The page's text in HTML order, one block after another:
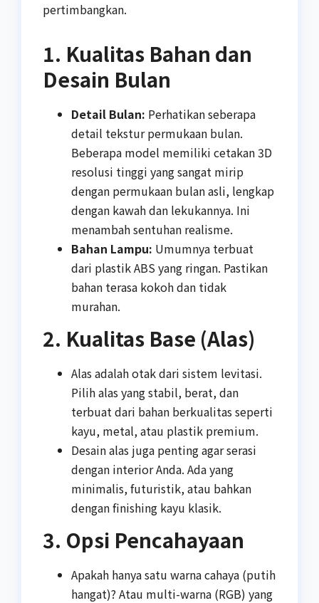
pertimbangkan.
1. Kualitas Bahan dan
Desain Bulan
Detail Bulan: Perhatikan seberapa
detail tekstur permukaan bulan.
Beberapa model memiliki cetakan 3D
resolusi tinggi yang sangat mirip
dengan permukaan bulan asli, lengkap
dengan kawah dan lekukannya. Ini
menambah sentuhan realisme.
Bahan Lampu: Umumnya terbuat
dari plastik ABS yang ringan. Pastikan
bahan terasa kokoh dan tidak
murahan.
2. Kualitas Base (Alas)
Alas adalah otak dari sistem levitasi.
Pilih alas yang stabil, berat, dan
terbuat dari bahan berkualitas seperti
kayu, metal, atau plastik premium.
Desain alas juga penting agar serasi
dengan interior Anda. Ada yang
minimalis, futuristik, atau bahkan
dengan finishing kayu klasik.
3. Opsi Pencahayaan
Apakah hanya satu warna cahaya (putih
hangat)? Atau multi-warna (RGB) yang